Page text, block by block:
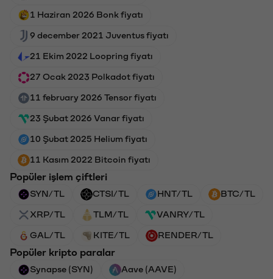
1 Haziran 2026 Bonk fiyatı
9 december 2021 Juventus fiyatı
21 Ekim 2022 Loopring fiyatı
27 Ocak 2023 Polkadot fiyatı
11 february 2026 Tensor fiyatı
23 Şubat 2026 Vanar fiyatı
10 Şubat 2025 Helium fiyatı
11 Kasım 2022 Bitcoin fiyatı
Popüler işlem çiftleri
SYN/TL CTSI/TL HNT/TL BTC/TL
XRP/TL TLM/TL VANRY/TL
GAL/TL KITE/TL RENDER/TL
Popüler kripto paralar
Synapse (SYN) Aave (AAVE)